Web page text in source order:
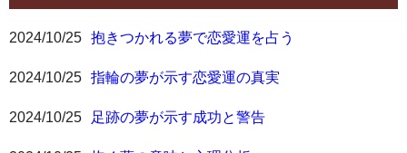
2024/10/25 抱きつかれる夢で恋愛運を占う
2024/10/25 指輪の夢が示す恋愛運の真実
2024/10/25 足跡の夢が示す成功と警告